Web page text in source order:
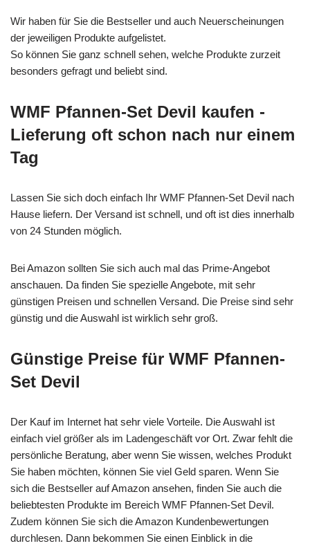
Wir haben für Sie die Bestseller und auch Neuerscheinungen
der jeweiligen Produkte aufgelistet.
So können Sie ganz schnell sehen, welche Produkte zurzeit
besonders gefragt und beliebt sind.
WMF Pfannen-Set Devil kaufen -
Lieferung oft schon nach nur einem
Tag
Lassen Sie sich doch einfach Ihr WMF Pfannen-Set Devil nach
Hause liefern. Der Versand ist schnell, und oft ist dies innerhalb
von 24 Stunden möglich.
Bei Amazon sollten Sie sich auch mal das Prime-Angebot
anschauen. Da finden Sie spezielle Angebote, mit sehr
günstigen Preisen und schnellen Versand. Die Preise sind sehr
günstig und die Auswahl ist wirklich sehr groß.
Günstige Preise für WMF Pfannen-
Set Devil
Der Kauf im Internet hat sehr viele Vorteile. Die Auswahl ist
einfach viel größer als im Ladengeschäft vor Ort. Zwar fehlt die
persönliche Beratung, aber wenn Sie wissen, welches Produkt
Sie haben möchten, können Sie viel Geld sparen. Wenn Sie
sich die Bestseller auf Amazon ansehen, finden Sie auch die
beliebtesten Produkte im Bereich WMF Pfannen-Set Devil.
Zudem können Sie sich die Amazon Kundenbewertungen
durchlesen. Dann bekommen Sie einen Einblick in die